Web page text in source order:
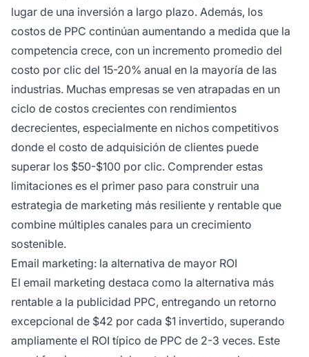
lugar de una inversión a largo plazo. Además, los
costos de PPC continúan aumentando a medida que la
competencia crece, con un incremento promedio del
costo por clic del 15-20% anual en la mayoría de las
industrias. Muchas empresas se ven atrapadas en un
ciclo de costos crecientes con rendimientos
decrecientes, especialmente en nichos competitivos
donde el costo de adquisición de clientes puede
superar los $50-$100 por clic. Comprender estas
limitaciones es el primer paso para construir una
estrategia de marketing más resiliente y rentable que
combine múltiples canales para un crecimiento
sostenible.
Email marketing: la alternativa de mayor ROI
El email marketing destaca como la alternativa más
rentable a la publicidad PPC, entregando un retorno
excepcional de $42 por cada $1 invertido, superando
ampliamente el ROI típico de PPC de 2-3 veces. Este